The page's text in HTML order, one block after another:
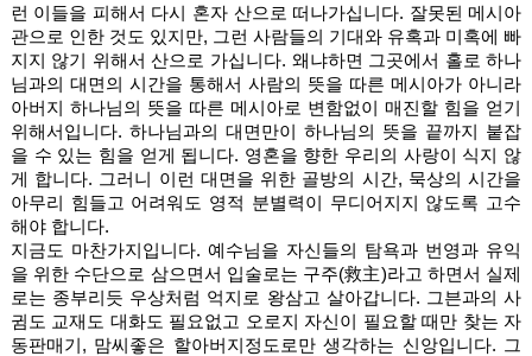
런 이들을 피해서 다시 혼자 산으로 떠나가십니다. 잘못된 메시아
관으로 인한 것도 있지만, 그런 사람들의 기대와 유혹과 미혹에 빠
지지 않기 위해서 산으로 가십니다. 왜냐하면 그곳에서 홀로 하나
님과의 대면의 시간을 통해서 사람의 뜻을 따른 메시아가 아니라
아버지 하나님의 뜻을 따른 메시아로 변함없이 매진할 힘을 얻기
위해서입니다. 하나님과의 대면만이 하나님의 뜻을 끝까지 붙잡
을 수 있는 힘을 얻게 됩니다. 영혼을 향한 우리의 사랑이 식지 않
게 합니다. 그러니 이런 대면을 위한 골방의 시간, 묵상의 시간을
아무리 힘들고 어려워도 영적 분별력이 무디어지지 않도록 고수
해야 합니다.
지금도 마찬가지입니다. 예수님을 자신들의 탐욕과 번영과 유익
을 위한 수단으로 삼으면서 입술로는 구주(救主)라고 하면서 실제
로는 종부리듯 우상처럼 억지로 왕삼고 살아갑니다. 그븐과의 사
귐도 교재도 대화도 필요없고 오로지 자신이 필요할 때만 찾는 자
동판매기, 맘씨좋은 할아버지정도로만 생각하는 신앙입니다. 그